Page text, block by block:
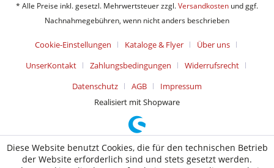
* Alle Preise inkl. gesetzl. Mehrwertsteuer zzgl.Versandkosten und ggf.
Nachnahmegebühren, wenn nicht anders beschrieben
Cookie-Einstellungen Kataloge & Flyer
Über uns
UnserKontakt
Zahlungsbedingungen
Widerrufsrecht
Datenschutz
AGB
Impressum
Realisiert mit Shopware
Diese Website benutzt Cookies, die für den technischen Betrieb
der Website erforderlich sind und stets gesetzt werden.